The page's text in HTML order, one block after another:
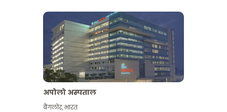
अपोलो अस्पताल
बैंगलोर,भारत